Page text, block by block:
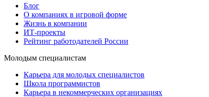
Блог
О компаниях в игровой форме
Жизнь в компании
ИТ-проекты
Рейтинг работодателей России
Молодым специалистам
Карьера для молодых специалистов
Школа программистов
Карьера в некоммерческих организациях